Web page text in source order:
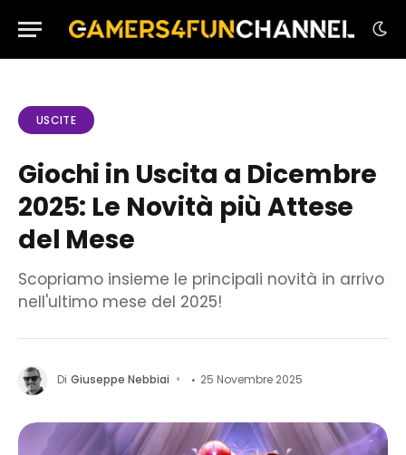
USCITE
Giochi in Uscita a Dicembre
2025: Le Novità più Attese
del Mese
Scopriamo insieme le principali novità in arrivo
nell'ultimo mese del 2025!
Di Giuseppe Nebbiai 25 Novembre 2025